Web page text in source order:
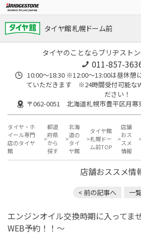
タイヤ館 札幌ドーム前
タイヤのことならブリヂスト
011-857-
10:00～18:30 ※12:00～13:00は昼休憩
ていただきます ※24時間受付可能な
ださい！
〒062-0051 北海道札幌市豊平区月寒
タイヤ・ホ
イール専門
店のタイヤ
館
都道
府県
から
探す
北海
道の
タイ
ヤ館
タイヤ館
札幌ドー
ム前TOP
店舗
おス
スメ
情報
店舗おススメ情
< 前の記事へ 一
エンジンオイル交換時期に入ってま
WEB予約！！～